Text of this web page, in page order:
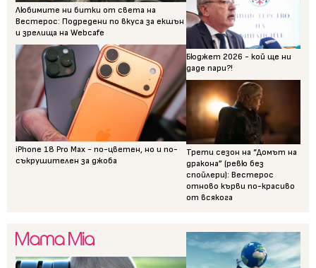
Любимите ни битки от света на
Вестерос: Подредени по вкуса за екшън
и зрелища на Webcafe
iPhone 18 Pro Max - по-цветен, но и по-
съкрушителен за джоба
Бюджет 2026 - кой ще ни
даде пари?!
Трети сезон на “Домът на
дракона” (ревю без
спойлери): Вестерос
отново кърви по-красиво
от всякога